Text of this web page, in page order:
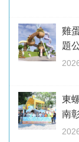
雞
題
東
南